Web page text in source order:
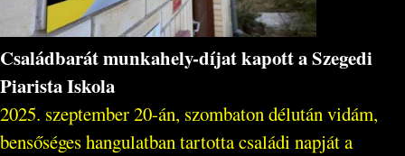
Családbarát munkahely-díjat kapott a Szegedi
Piarista Iskola
2025. szeptember 20-án, szombaton délután vidám,
bensőséges hangulatban tartotta családi napját a